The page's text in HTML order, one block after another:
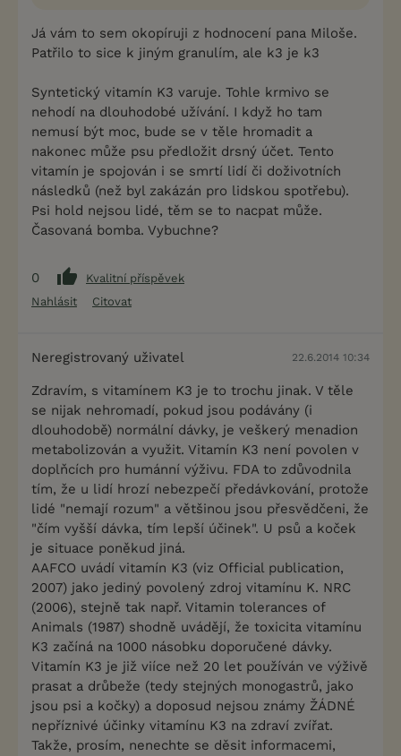
Já vám to sem okopíruji z hodnocení pana Miloše.
Patřilo to sice k jiným granulím, ale k3 je k3
Syntetický vitamín K3 varuje. Tohle krmivo se
nehodí na dlouhodobé užívání. I když ho tam
nemusí být moc, bude se v těle hromadit a
nakonec může psu předložit drsný účet. Tento
vitamín je spojován i se smrtí lidí či doživotních
následků (než byl zakázán pro lidskou spotřebu).
Psi hold nejsou lidé, těm se to nacpat může.
Časovaná bomba. Vybuchne?
0
Kvalitní příspěvek
Nahlásit
Citovat
Neregistrovaný uživatel 22.6.2014 10:34
Zdravím, s vitamínem K3 je to trochu jinak. V těle
se nijak nehromadí, pokud jsou podávány (i
dlouhodobě) normální dávky, je veškerý menadion
metabolizován a využit. Vitamín K3 není povolen v
doplňcích pro humánní výživu. FDA to zdůvodnila
tím, že u lidí hrozí nebezpečí předávkování, protože
lidé "nemají rozum" a většinou jsou přesvědčeni, že
"čím vyšší dávka, tím lepší účinek". U psů a koček
je situace poněkud jiná.
AAFCO uvádí vitamín K3 (viz Official publication,
2007) jako jediný povolený zdroj vitamínu K. NRC
(2006), stejně tak např. Vitamin tolerances of
Animals (1987) shodně uvádějí, že toxicita vitamínu
K3 začíná na 1000 násobku doporučené dávky.
Vitamín K3 je již viíce než 20 let používán ve výživě
prasat a drůbeže (tedy stejných monogastrů, jako
jsou psi a kočky) a doposud nejsou známy ŽÁDNÉ
nepříznivé účinky vitamínu K3 na zdraví zvířat.
Takže, prosím, nenechte se děsit informacemi,